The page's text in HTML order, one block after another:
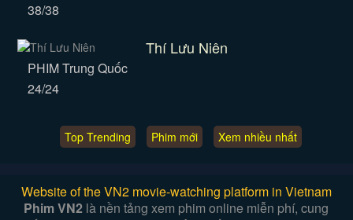
38/38
Thí Lưu Niên
PHIM Trung Quốc
24/24
Top Trending Phim mới Xem nhiều nhất
Website of the VN2 movie-watching platform in Vietnam
Phim VN2 là nền tảng xem phim online miễn phí, cung